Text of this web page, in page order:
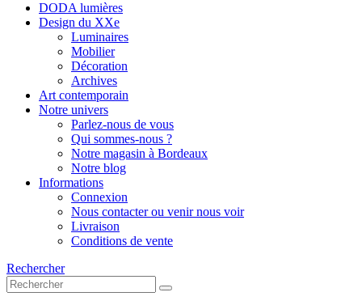
DODA lumières
Design du XXe
Luminaires
Mobilier
Décoration
Archives
Art contemporain
Notre univers
Parlez-nous de vous
Qui sommes-nous ?
Notre magasin à Bordeaux
Notre blog
Informations
Connexion
Nous contacter ou venir nous voir
Livraison
Conditions de vente
Rechercher